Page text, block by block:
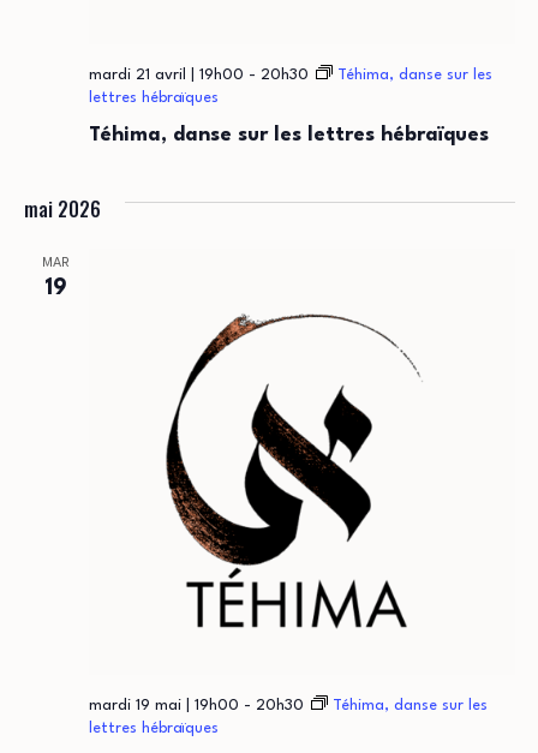
Téhima, danse sur les lettres hébraïques
mardi 21 avril | 19h00 - 20h30
Téhima, danse sur les
lettres hébraïques
mai 2026
MAR
19
mardi 19 mai | 19h00 - 20h30
Téhima, danse sur les
lettres hébraïques